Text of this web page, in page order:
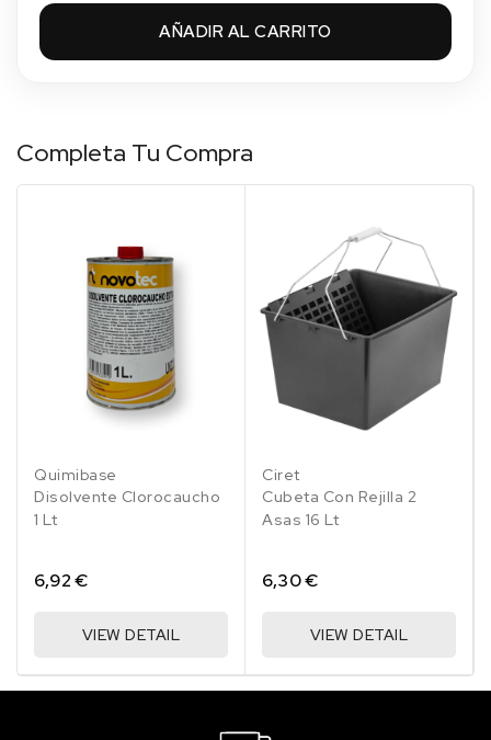
AÑADIR AL CARRITO
Completa Tu Compra
Quimibase
Disolvente Clorocaucho
1 Lt
6,92 €
VIEW DETAIL
Ciret
Cubeta Con Rejilla 2
Asas 16 Lt
6,30 €
VIEW DETAIL